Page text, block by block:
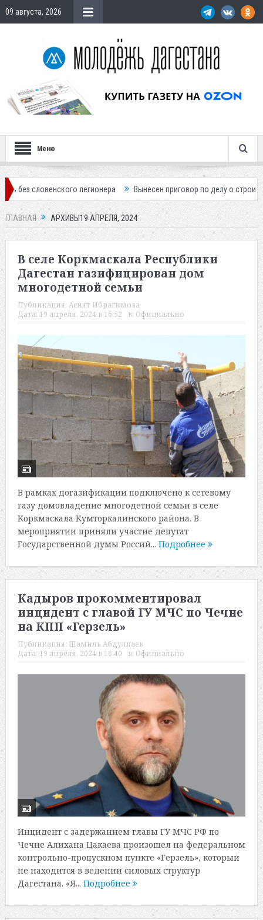
09 августа, 2026
Меню
легионера Вынесен приговор по делу о строительстве
ГЛАВНАЯ АРХИВЫ19 АПРЕЛЯ, 2024
В селе Коркмаскала Республики
Дагестан газифицирован дом
многодетной семьи
Публикация: Асият Ибрагимова
Дата: 19 апреля, 2024 в 16:52 в: Официально
В рамках догазификации подключено к сетевому
газу домовладение многодетной семьи в селе
Коркмаскала Кумторкалинского района. В
мероприятии приняли участие депутат
Государственной думы Россий... Подробнее
Кадыров прокомментировал
инцидент с главой ГУ МЧС по Чечне
на КПП «Герзель»
Публикация: Шамиль Абдуллаев
Дата: 19 апреля, 2024 в 16:40 в: Официально
Инцидент с задержанием главы ГУ МЧС РФ по
Чечне Алихана Цакаева произошел на федеральном
контрольно-пропускном пункте «Герзель», который
не находится в ведении силовых структур
Дагестана. «Я... Подробнее